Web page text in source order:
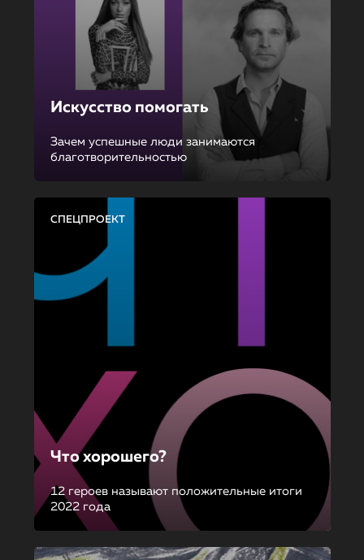
Искусство помогать
Зачем успешные люди занимаются
благотворительностью
СПЕЦПРОЕКТ
Что хорошего?
12 героев называют положительные итоги
2022 года